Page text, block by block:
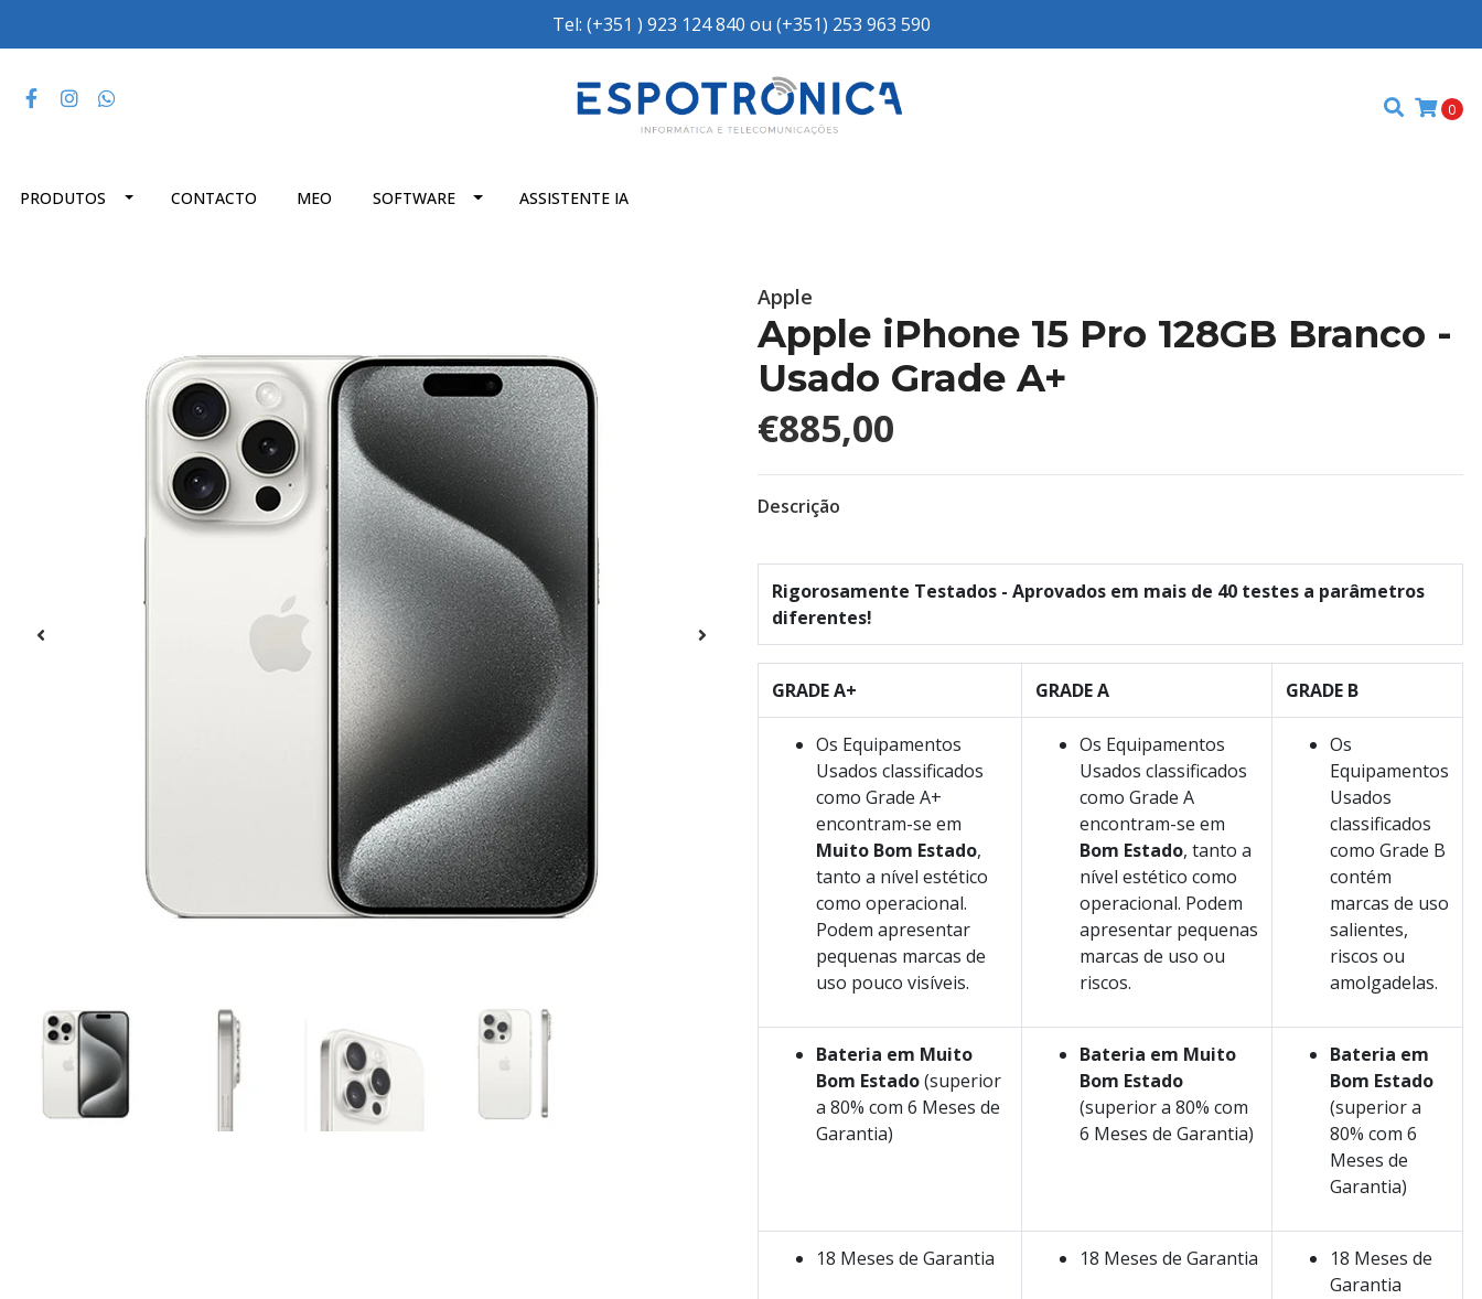
Tel: (+351 ) 923 124 840 ou (+351) 253 963 590
0
PRODUTOS CONTACTO MEO SOFTWARE ASSISTENTE IA
Apple
Apple iPhone 15 Pro 128GB Branco -
Usado Grade A+
€885,00
Descrição
Rigorosamente Testados - Aprovados em mais de 40 testes a parâmetros
diferentes!
GRADE A+ GRADE A GRADE B
Os Equipamentos
Usados classificados
como Grade A+
encontram-se em
Muito Bom Estado,
tanto a nível estético
como operacional.
Podem apresentar
pequenas marcas de
uso pouco visíveis.
Os Equipamentos
Usados classificados
como Grade A
encontram-se em
Bom Estado, tanto a
nível estético como
operacional. Podem
apresentar pequenas
marcas de uso ou
riscos.
Os
Equipamentos
Usados
classificados
como Grade B
contém
marcas de uso
salientes,
riscos ou
amolgadelas.
Bateria em Muito
Bom Estado(superior
a 80% com 6 Meses de
Garantia)
Bateria em Muito
Bom Estado
(superior a 80% com
6 Meses de Garantia)
Bateria em
Bom Estado
(superior a
80% com 6
Meses de
Garantia)
18 Meses de Garantia 18 Meses de Garantia
18 Meses de
Garantia